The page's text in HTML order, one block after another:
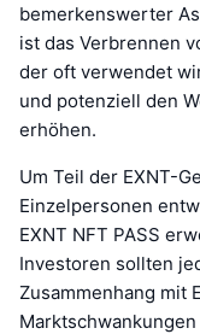
bemerkenswerter
ist das Verbrennen
der oft verwendet
und potenziell den
erhöhen.
Um Teil der EXNT-
Einzelpersonen
EXNT NFT PASS
Investoren sollten
Zusammenhang mit